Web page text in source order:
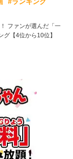
#ランキング
ファンが選んだ「一
【4位から10位】